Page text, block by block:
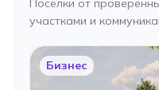
Посёлки от
участками и
Бизнес